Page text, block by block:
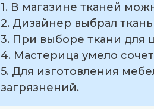
1. В магазине тканей
2. Дизайнер выбрал
3. При выборе ткани для
4. Мастерица умело
5. Для изготовления
загрязнений.